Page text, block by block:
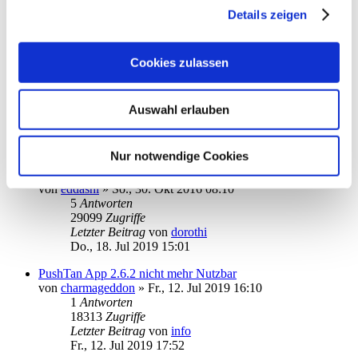
Details zeigen
Cookies zulassen
Auswahl erlauben
Nur notwendige Cookies
vonerkobo»Fr., 27. Sep 2019 13:37
Antworten
Zugriffe
Letzter Beitragvonerkobo
Touch ID
voneddashl»So., 30. Okt 2016 08:10
5 Antworten
29099 Zugriffe
Letzter Beitrag von dorothi
Do., 18. Jul 2019 15:01
PushTan App 2.6.2 nicht mehr Nutzbar
von charmageddon » Fr., 12. Jul 2019 16:10
1 Antworten
18313 Zugriffe
Letzter Beitrag von info
Fr., 12. Jul 2019 17:52